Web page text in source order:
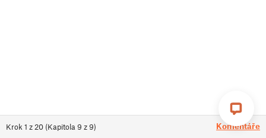
Krok 1 z 20 (Kapitola 9 z9) Komentáře